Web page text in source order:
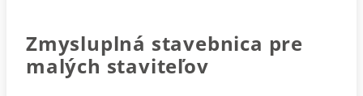
Zmysluplná stavebnica pre
malých staviteľov